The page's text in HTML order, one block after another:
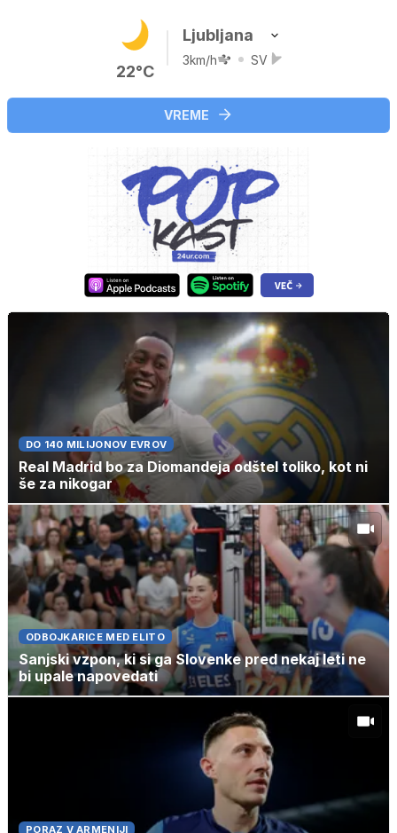
22°C
Ljubljana
3km/h SV
VREME
DO 140 MILIJONOV EVROV
Real Madrid bo za Diomandeja odštel toliko, kot ni
še za nikogar
ODBOJKARICE MED ELITO
Sanjski vzpon, ki si ga Slovenke pred nekaj leti ne
bi upale napovedati
PORAZ V ARMENIJI